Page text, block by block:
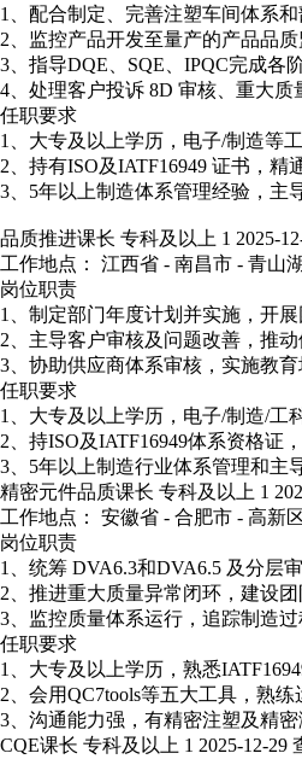
1、配合制定、完善注塑车间体系
2、监控产品开发至量产的产品品质
3、指导DQE、SQE、IPQC完成各
4、处理客户投诉 8D 审核、重大质
任职要求
1、大专及以上学历，电子/制造等工
2、持有ISO及IATF16949 证书，精
3、5年以上制造体系管理经验，主
品质推进课长 专科及以上 1 2025-
工作地点： 江西省 - 南昌市 - 青山
岗位职责
1、制定部门年度计划并实施，开展
2、主导客户审核及问题改善，推动
3、协助供应商体系审核，实施教育
任职要求
1、大专及以上学历，电子/制造/工
2、持ISO及IATF16949体系资格证
3、5年以上制造行业体系管理和主
精密元件品质课长 专科及以上 1
工作地点： 安徽省 - 合肥市 - 高新
岗位职责
1、统筹 DVA6.3和DVA6.5 及分层
2、推进重大质量异常闭环，建设团
3、监控质量体系运行，追踪制造过
任职要求
1、大专及以上学历，熟悉
2、会用QC7tools等五大工具，熟练
3、沟通能力强，有精密注塑及精密
CQE课长 专科及以上 1 2025-12-29